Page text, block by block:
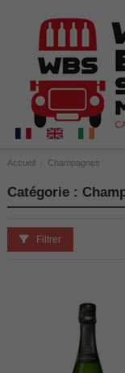
Accueil Champagnes
Catégorie :
Filtrer